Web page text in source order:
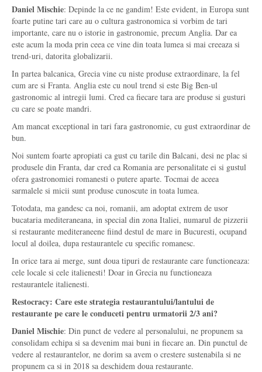
Daniel Mischie: Depinde la ce ne gandim! Este evident, in Europa sunt
foarte putine tari care au o cultura gastronomica si vorbim de tari
importante, care nu o istorie in gastronomie, precum Anglia. Dar ea
este acum la moda prin ceea ce vine din toata lumea si mai creeaza si
trend-uri, datorita globalizarii.
In partea balcanica, Grecia vine cu niste produse extraordinare, la fel
cum are si Franta. Anglia este cu noul trend si este Big Ben-ul
gastronomic al intregii lumi. Cred ca fiecare tara are produse si gusturi
cu care se poate mandri.
Am mancat exceptional in tari fara gastronomie, cu gust extraordinar de
bun.
Noi suntem foarte apropiati ca gust cu tarile din Balcani, desi ne plac si
produsele din Franta, dar cred ca Romania are personalitate ei si gustul
ofera gastronomiei romanesti o putere aparte. Tocmai de aceea
sarmalele si micii sunt produse cunoscute in toata lumea.
Totodata, ma gandesc ca noi, romanii, am adoptat extrem de usor
bucataria mediteraneana, in special din zona Italiei, numarul de pizzerii
si restaurante mediteraneene fiind destul de mare in Bucuresti, ocupand
locul al doilea, dupa restaurantele cu specific romanesc.
In orice tara ai merge, sunt doua tipuri de restaurante care functioneaza:
cele locale si cele italienesti! Doar in Grecia nu functioneaza
restaurantele italienesti.
Restocracy: Care este strategia restaurantului/lantului de
restaurante pe care le conduceti pentru urmatorii 2/3 ani?
Daniel Mischie: Din punct de vedere al personalului, ne propunem sa
consolidam echipa si sa devenim mai buni in fiecare an. Din punctul de
vedere al restaurantelor, ne dorim sa avem o crestere sustenabila si ne
propunem ca si in 2018 sa deschidem doua restaurante.